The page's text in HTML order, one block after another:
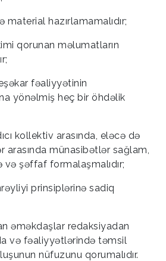
material hazırlamamalıdır;
qorunan məlumatların
fəaliyyətinin
yönəlmiş heç bir öhdəlik
kollektiv arasında, eləcə də
arasında münasibətlər sağlam,
şəffaf formalaşmalıdır;
prinsiplərinə sadiq
əməkdaşlar redaksiyadan
və fəaliyyətlərində təmsil
nüfuzunu qorumalıdır.